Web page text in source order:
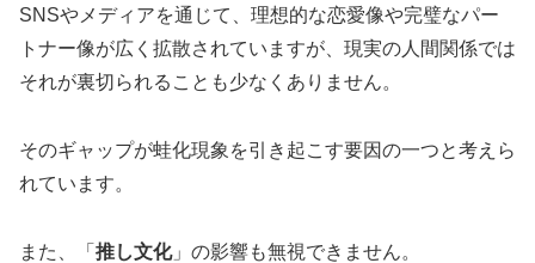
SNSやメディアを通じて、理想的な恋愛像や完璧なパー
トナー像が広く拡散されていますが、現実の人間関係では
それが裏切られることも少なくありません。
そのギャップが蛙化現象を引き起こす要因の一つと考えら
れています。
また、「 推し文化」の影響も無視できません。